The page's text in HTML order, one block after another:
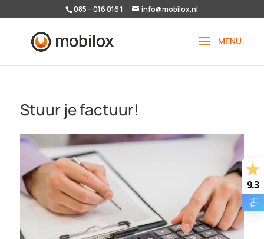
085 – 016 016 1 info@mobilox.nl
Stuur je factuur!
9.3